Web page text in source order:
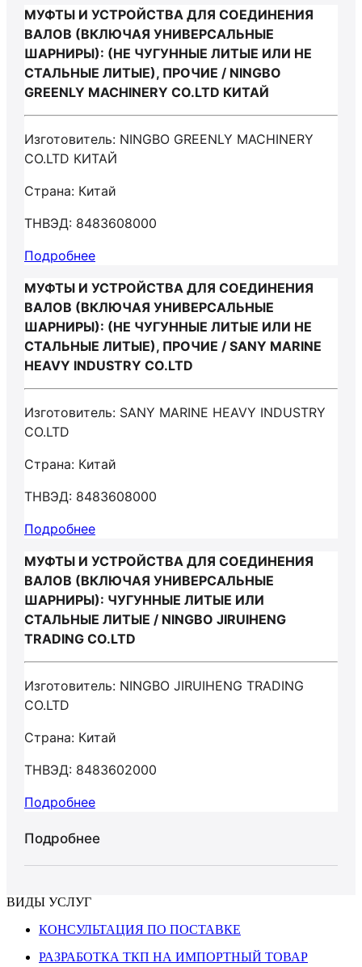
МУФТЫ И УСТРОЙСТВА ДЛЯ СОЕДИНЕНИЯ
ВАЛОВ (ВКЛЮЧАЯ УНИВЕРСАЛЬНЫЕ
ШАРНИРЫ): (НЕ ЧУГУННЫЕ ЛИТЫЕ ИЛИ НЕ
СТАЛЬНЫЕ ЛИТЫЕ), ПРОЧИЕ / NINGBO
GREENLY MACHINERY CO.LTD КИТАЙ
Изготовитель: NINGBO GREENLY MACHINERY
CO.LTD КИТАЙ
Страна: Китай
ТНВЭД: 8483608000
Подробнее
МУФТЫ И УСТРОЙСТВА ДЛЯ СОЕДИНЕНИЯ
ВАЛОВ (ВКЛЮЧАЯ УНИВЕРСАЛЬНЫЕ
ШАРНИРЫ): (НЕ ЧУГУННЫЕ ЛИТЫЕ ИЛИ НЕ
СТАЛЬНЫЕ ЛИТЫЕ), ПРОЧИЕ / SANY MARINE
HEAVY INDUSTRY CO.LTD
Изготовитель: SANY MARINE HEAVY INDUSTRY
CO.LTD
Страна: Китай
ТНВЭД: 8483608000
Подробнее
МУФТЫ И УСТРОЙСТВА ДЛЯ СОЕДИНЕНИЯ
ВАЛОВ (ВКЛЮЧАЯ УНИВЕРСАЛЬНЫЕ
ШАРНИРЫ): ЧУГУННЫЕ ЛИТЫЕ ИЛИ
СТАЛЬНЫЕ ЛИТЫЕ / NINGBO JIRUIHENG
TRADING CO.LTD
Изготовитель: NINGBO JIRUIHENG TRADING
CO.LTD
Страна: Китай
ТНВЭД: 8483602000
Подробнее
Подробнее
ВИДЫ УСЛУГ
КОНСУЛЬТАЦИЯ ПО ПОСТАВКЕ
РАЗРАБОТКА ТКП НА ИМПОРТНЫЙ ТОВАР